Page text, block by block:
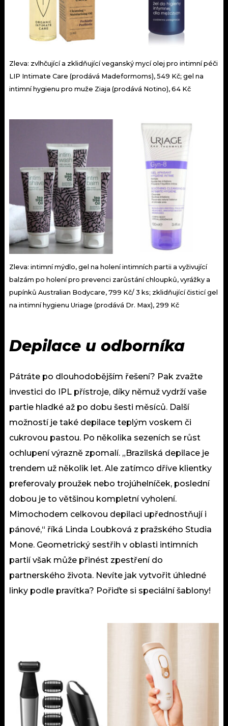
Zleva: zvlhčující a zklidňující veganský mycí olej pro intimní péči
LIP Intimate Care (prodává Madeformoms), 549 Kč; gel na
intimní hygienu pro muže Ziaja (prodává Notino), 64 Kč
Zleva: intimní mýdlo, gel na holení intimních partii a vyživující
balzám po holení pro prevenci zarůstání chloupků, vyrážky a
pupínků Australian Bodycare, 799 Kč/ 3 ks; zklidňující čisticí gel
na intimní hygienu Uriage (prodává Dr. Max), 299 Kč
Depilace u odborníka
Pátráte po dlouhodobějším řešení? Pak zvažte
investici do IPL přístroje, díky němuž vydrží vaše
partie hladké až po dobu šesti měsíců. Další
možností je také depilace teplým voskem či
cukrovou pastou. Po několika sezeních se růst
ochlupení výrazně zpomalí. „Brazilská depilace je
trendem už několik let. Ale zatímco dříve klientky
preferovaly proužek nebo trojúhelníček, poslední
dobou je to většinou kompletní vyholení.
Mimochodem celkovou depilaci upřednostňují i
pánové,“ říká Linda Loubková z pražského Studia
Mone. Geometrický sestřih v oblasti intimních
partií však může přinést zpestření do
partnerského života. Nevíte jak vytvořit úhledné
linky podle pravítka? Pořiďte si speciální šablony!